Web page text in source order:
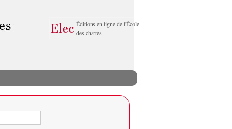
Éditions en ligne de l'École
des chartes